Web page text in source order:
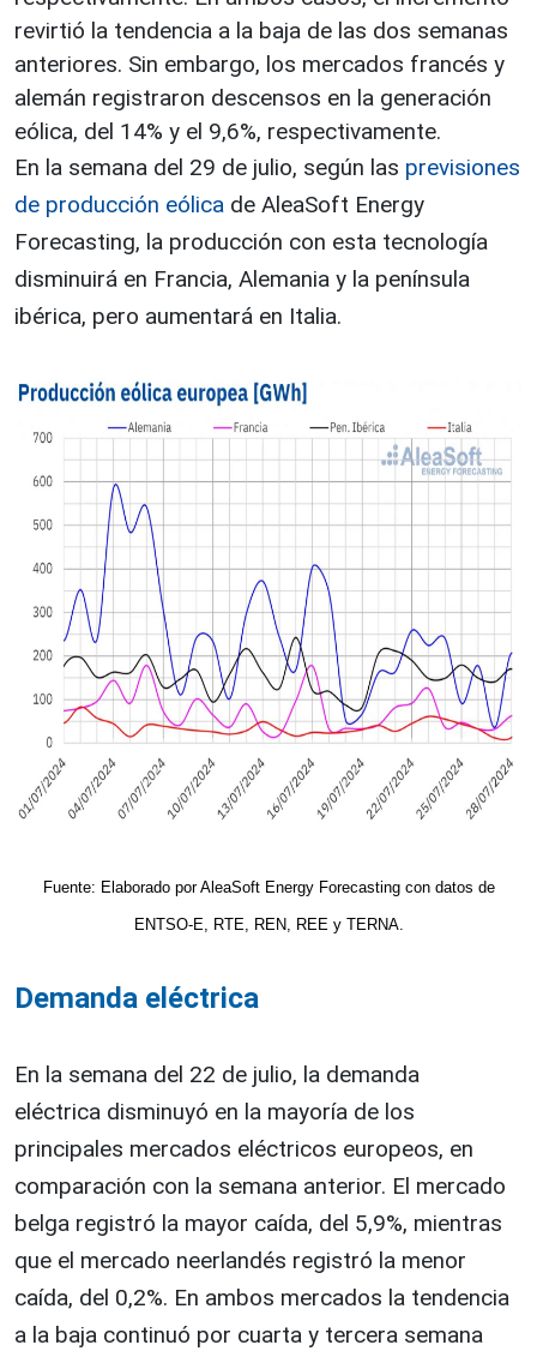
revirtió la tendencia a la baja de las dos semanas
anteriores. Sin embargo, los mercados francés y
alemán registraron descensos en la generación
eólica, del 14% y el 9,6%, respectivamente.
En la semana del 29 de julio, según las previsiones
de producción eólica de AleaSoft Energy
Forecasting, la producción con esta tecnología
disminuirá en Francia, Alemania y la península
ibérica, pero aumentará en Italia.
Fuente: Elaborado por AleaSoft Energy Forecasting con datos de
ENTSO-E, RTE, REN, REE y TERNA.
Demanda eléctrica
En la semana del 22 de julio, la demanda
eléctrica disminuyó en la mayoría de los
principales mercados eléctricos europeos, en
comparación con la semana anterior. El mercado
belga registró la mayor caída, del 5,9%, mientras
que el mercado neerlandés registró la menor
caída, del 0,2%. En ambos mercados la tendencia
a la baja continuó por cuarta y tercera semana